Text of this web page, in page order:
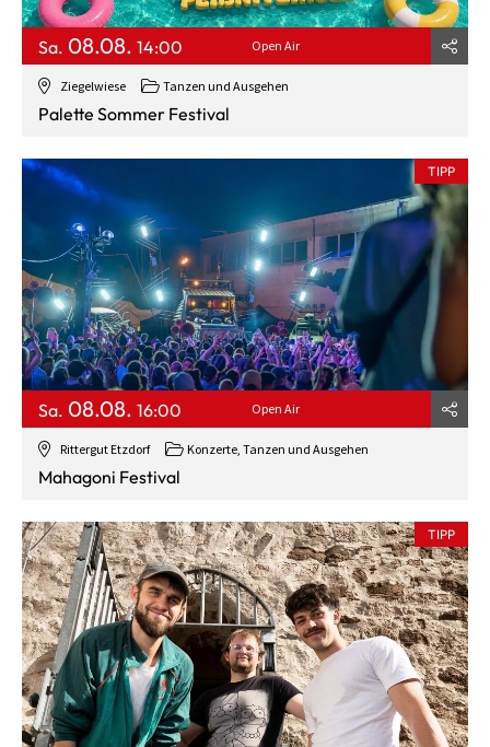
Ziegelwiese Tanzen und Ausgehen
Sa. 08.08. 14:00 Open Air
Palette Sommer Festival
Rittergut Etzdorf Konzerte, Tanzen und Ausgehen
TIPP
Sa. 08.08. 16:00 Open Air
Mahagoni Festival
TIPP